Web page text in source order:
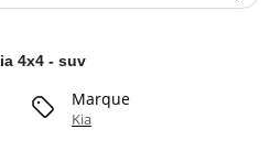
4x4 - suv
Marque
Kia